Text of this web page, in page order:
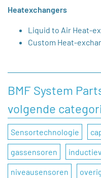
Heatexchangers
Liquid to Air Heat-
Custom Heat-
BMF System
volgende
Sensortechnologie
gassensoren
niveausensoren